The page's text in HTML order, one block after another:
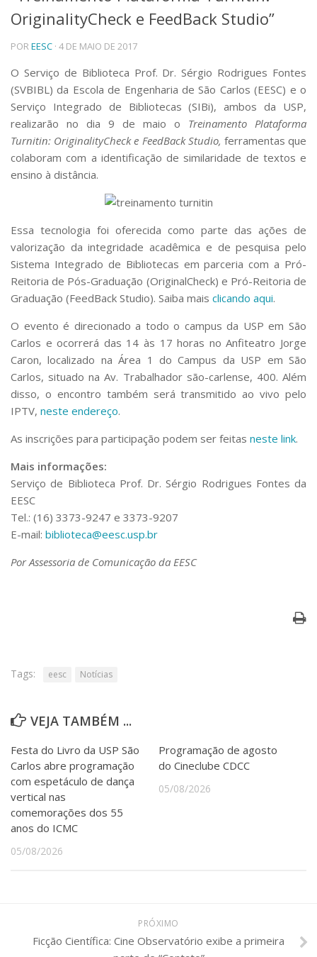
Telefones e Mapas
Pessoas
Ensino
Graduação
Pós-Graduação
Educação a distância
Cursos de Extensão
Pesquisa e Inovação
Linhas de Pesquisa
Centros, Núcleos e Projetos em Rede
Iniciação Científica
Empresas Juniores
Extensão à Comunidade
Projetos, Programas e Cursos
Artes, Cultura e Esportes
Museus e Espaços Interativos
Serviços
Bibliotecas
Apoio ao Estudante
Segurança, Trânsito e Prevenção
RH, Administrativo e Financeiro
Outros serviços
Assessorias e Mídias
Aplicativos e Sites
Jornal da USP
Agenda de Eventos
OriginalityCheck e FeedBack Studio”
POREESC · 4 DE MAIO DE 2017
O Serviço de Biblioteca Prof. Dr. Sérgio Rodrigues Fontes
(SVBIBL) da Escola de Engenharia de São Carlos (EESC) e o
Serviço Integrado de Bibliotecas (SIBi), ambos da USP,
realizarão no dia 9 de maio o Treinamento Plataforma
Turnitin: OriginalityCheck e FeedBack Studio, ferramentas que
colaboram com a identificação de similaridade de textos e
ensino à distância.
Essa tecnologia foi oferecida como parte das ações de
valorização da integridade acadêmica e de pesquisa pelo
Sistema Integrado de Bibliotecas em parceria com a Pró-
Reitoria de Pós-Graduação (OriginalCheck) e Pró-Reitoria de
Graduação (FeedBack Studio). Saiba mais clicando aqui.
O evento é direcionado a todo o campus da USP em São
Carlos e ocorrerá das 14 às 17 horas no Anfiteatro Jorge
Caron, localizado na Área 1 do Campus da USP em São
Carlos, situado na Av. Trabalhador são-carlense, 400. Além
disso, o encontro também será transmitido ao vivo pelo
IPTV, neste endereço.
As inscrições para participação podem ser feitas neste link.
Mais informações:
Serviço de Biblioteca Prof. Dr. Sérgio Rodrigues Fontes da
EESC
Tel.: (16) 3373-9247 e 3373-9207
E-mail: biblioteca@eesc.usp.br
Por Assessoria de Comunicação da EESC
Tags: eesc Notícias
VEJA TAMBÉM ...
Festa do Livro da USP São
Carlos abre programação
com espetáculo de dança
vertical nas
comemorações dos 55
anos do ICMC
05/08/2026
Programação de agosto
do Cineclube CDCC
05/08/2026
PRÓXIMO
Ficção Científica: Cine Observatório exibe a primeira